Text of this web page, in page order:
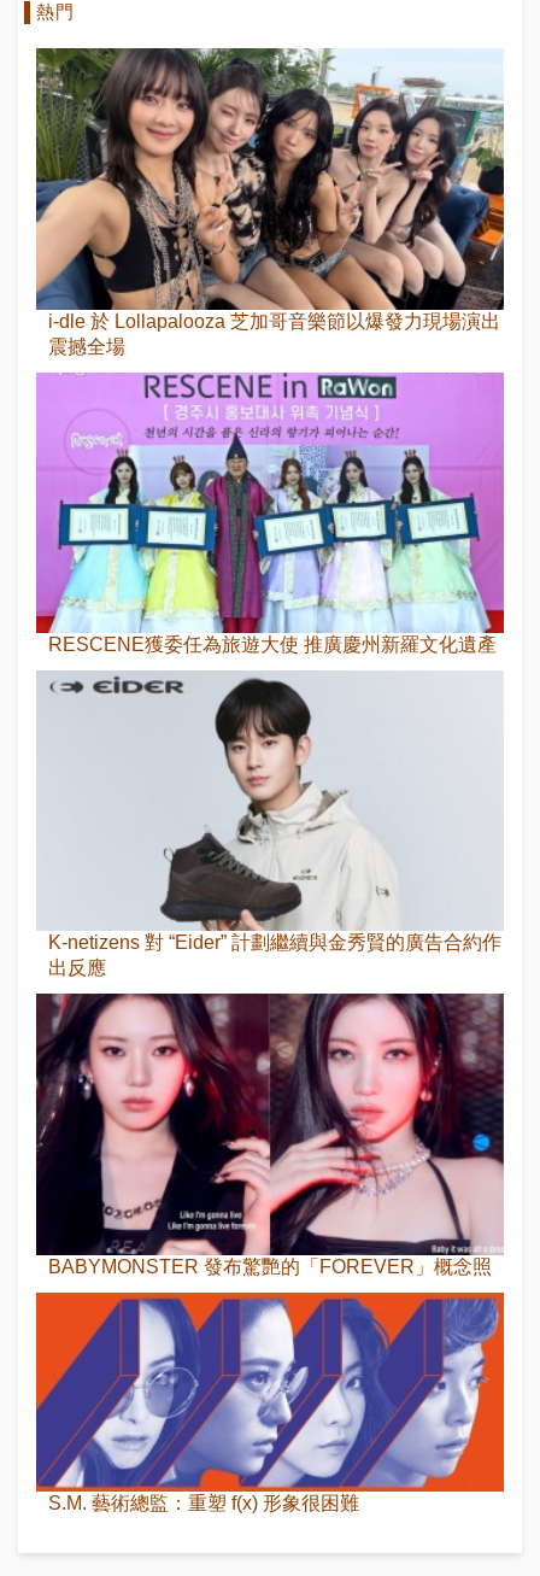
熱門
i-dle 於 Lollapalooza 芝加哥音樂節以爆發力現場演出
震撼全場
RESCENE獲委任為旅遊大使 推廣慶州新羅文化遺產
K-netizens 對 “Eider” 計劃繼續與金秀賢的廣告合約作
出反應
BABYMONSTER 發布驚艷的「FOREVER」概念照
S.M. 藝術總監：重塑 f(x) 形象很困難